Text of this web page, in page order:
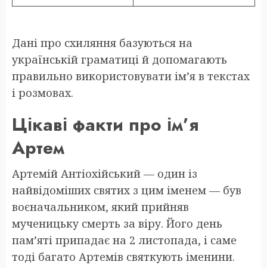
Дані про схиляння базуються на
українській граматиці й допомагають
правильно використовувати ім’я в текстах
і розмовах.
Цікаві факти про ім’я
Артем
Артемій Антіохійський — один із
найвідоміших святих з цим іменем — був
воєначальником, який прийняв
мученицьку смерть за віру. Його день
пам’яті припадає на 2 листопада, і саме
тоді багато Артемів святкують іменини.